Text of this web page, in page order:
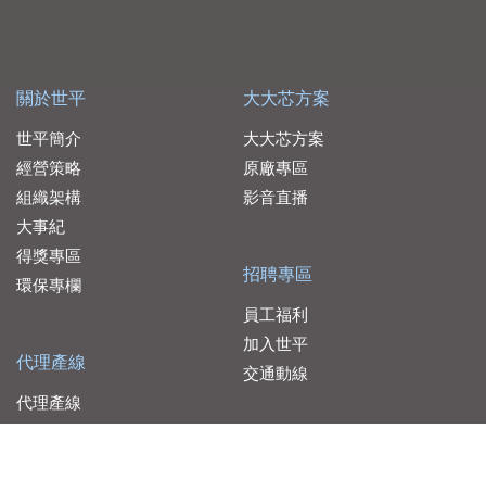
關於世平
世平簡介
經營策略
組織架構
大事紀
得獎專區
環保專欄
代理產線
代理產線
大大芯方案
大大芯方案
原廠專區
影音直播
招聘專區
員工福利
加入世平
交通動線